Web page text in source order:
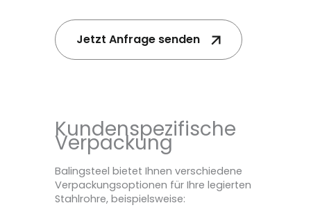
Jetzt Anfrage senden
Kundenspezifische
Verpackung
Balingsteel bietet Ihnen verschiedene
Verpackungsoptionen für Ihre legierten
Stahlrohre, beispielsweise: